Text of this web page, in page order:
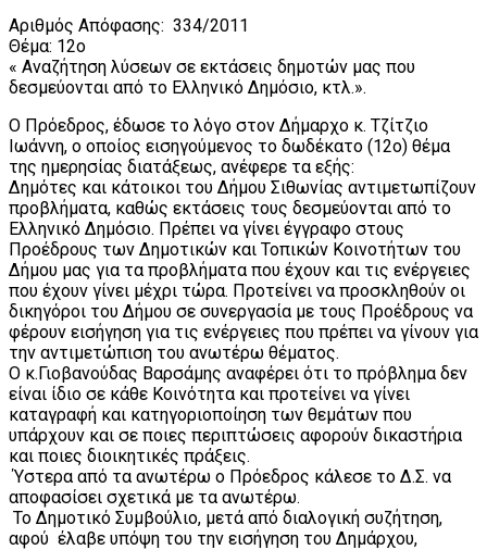
Αριθμός Απόφασης: 334/2011
Θέμα: 12ο
« Αναζήτηση λύσεων σε εκτάσεις δημοτών μας που
δεσμεύονται από το Ελληνικό Δημόσιο, κτλ.».
Ο Πρόεδρος, έδωσε το λόγο στον Δήμαρχο κ. Τζίτζιο
Ιωάννη, ο οποίος εισηγούμενος το δωδέκατο (12ο) θέμα
της ημερησίας διατάξεως, ανέφερε τα εξής:
Δημότες και κάτοικοι του Δήμου Σιθωνίας αντιμετωπίζουν
προβλήματα, καθώς εκτάσεις τους δεσμεύονται από το
Ελληνικό Δημόσιο. Πρέπει να γίνει έγγραφο στους
Προέδρους των Δημοτικών και Τοπικών Κοινοτήτων του
Δήμου μας για τα προβλήματα που έχουν και τις ενέργειες
που έχουν γίνει μέχρι τώρα. Προτείνει να προσκληθούν οι
δικηγόροι του Δήμου σε συνεργασία με τους Προέδρους να
φέρουν εισήγηση για τις ενέργειες που πρέπει να γίνουν για
την αντιμετώπιση του ανωτέρω θέματος.
Ο κ.Γιοβανούδας Βαρσάμης αναφέρει ότι το πρόβλημα δεν
είναι ίδιο σε κάθε Κοινότητα και προτείνει να γίνει
καταγραφή και κατηγοριοποίηση των θεμάτων που
υπάρχουν και σε ποιες περιπτώσεις αφορούν δικαστήρια
και ποιες διοικητικές πράξεις.
Ύστερα από τα ανωτέρω ο Πρόεδρος κάλεσε το Δ.Σ. να
αποφασίσει σχετικά με τα ανωτέρω.
Το Δημοτικό Συμβούλιο, μετά από διαλογική συζήτηση,
αφού έλαβε υπόψη του την εισήγηση του Δημάρχου,